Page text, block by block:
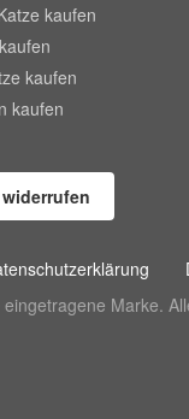
kaufen
kaufen
kaufen
Marke.